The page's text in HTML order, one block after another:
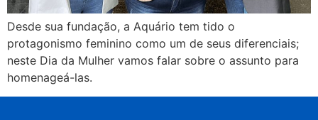
Desde sua fundação, a Aquário tem tido o
protagonismo feminino como um de seus diferenciais;
neste Dia da Mulher vamos falar sobre o assunto para
homenageá-las.